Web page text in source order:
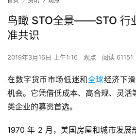
鸟瞰 STO全景——STO 行
准共识
2019年3月16日 上午1:16 观点 阅读 61151
在数字货币市场低迷和全球经济下
机会。它凭借低成本、高合规、灵活
类企业的募资首选。
1970 年 2 月，美国房屋和城市发展